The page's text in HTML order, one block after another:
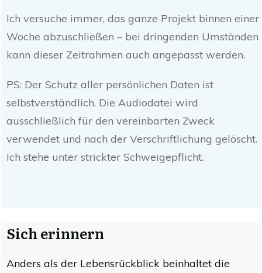
Ich versuche immer, das ganze Projekt binnen einer
Woche abzuschließen – bei dringenden Umständen
kann dieser Zeitrahmen auch angepasst werden.
PS: Der Schutz aller persönlichen Daten ist
selbstverständlich. Die Audiodatei wird
ausschließlich für den vereinbarten Zweck
verwendet und nach der Verschriftlichung gelöscht.
Ich stehe unter strickter Schweigepflicht.
Sich erinnern
Anders als der Lebensrückblick beinhaltet die